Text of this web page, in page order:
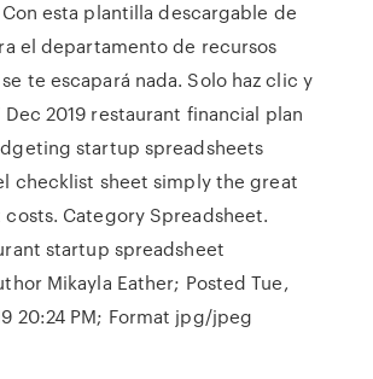
esta plantilla descargable de
el departamento de recursos
te escapará nada. Solo haz clic y
Dec 2019 restaurant financial plan
startup spreadsheets
checklist sheet simply the great
Category Spreadsheet.
startup spreadsheet
Mikayla Eather; Posted Tue,
20:24 PM; Format jpg/jpeg